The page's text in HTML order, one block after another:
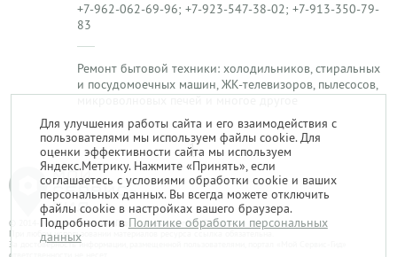
+7-962-062-69-96; +7-923-547-38-02; +7-913-350-79-
83
Ремонт бытовой техники: холодильников, стиральных
и посудомоечных машин, ЖК-телевизоров, пылесосов,
микроволновых печей и многое другое
1
© 2014-2026. «Мой Сервис-Гид» – проект группы «Текарт».
При любом использовании материалов ресурса ссылка обязательна.
За достоверность информации, размещенной пользователями, портал «Мой Сервис-Гид»
Для улучшения работы сайта и его взаимодействия с
пользователями мы используем файлы cookie. Для
оценки эффективности сайта мы используем
Яндекс.Метрику. Нажмите «Принять», если
соглашаетесь с условиями обработки cookie и ваших
персональных данных. Вы всегда можете отключить
файлы cookie в настройках вашего браузера.
Подробности в Политике обработки персональных
данных